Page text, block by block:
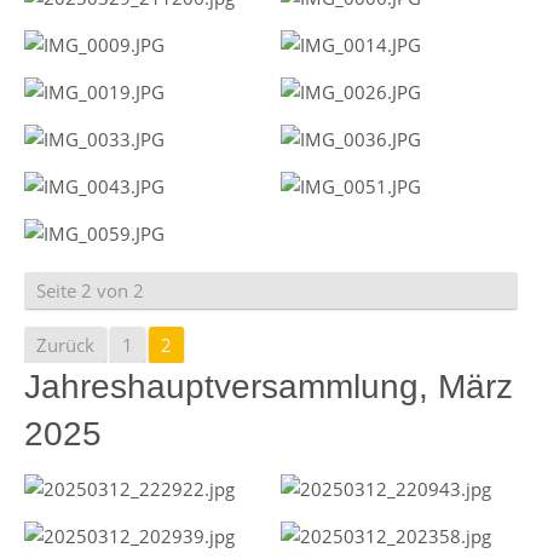
Seite 2 von 2
Zurück 1 2
Jahreshauptversammlung, März
2025